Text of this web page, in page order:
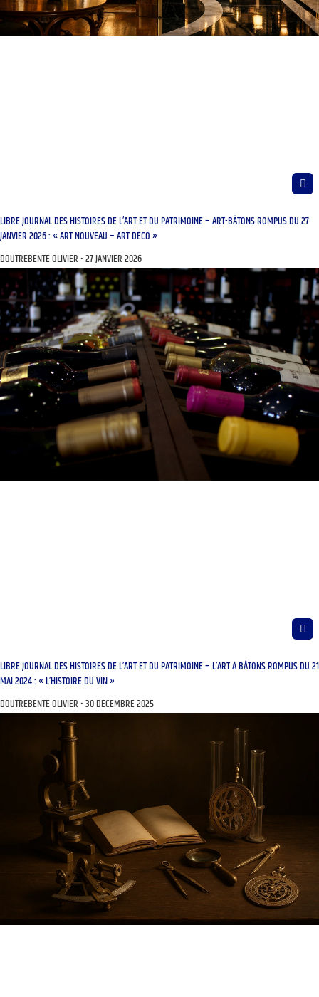
LIBRE JOURNAL DES HISTOIRES DE L’ART ET DU PATRIMOINE – ART-BÂTONS ROMPUS DU 27
JANVIER 2026 : « ART NOUVEAU – ART DÉCO »
DOUTREBENTE OLIVIER 27 JANVIER 2026
LIBRE JOURNAL DES HISTOIRES DE L’ART ET DU PATRIMOINE – L’ART À BÂTONS ROMPUS DU 21
MAI 2024 : « L’HISTOIRE DU VIN »
DOUTREBENTE OLIVIER 30 DÉCEMBRE 2025